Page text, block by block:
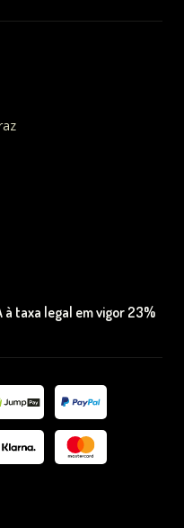
taxa legal em vigor 23%